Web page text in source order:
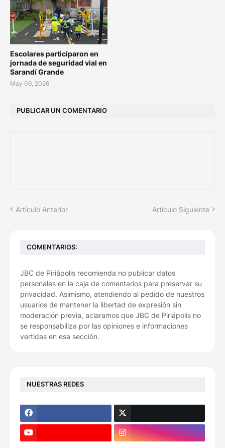
Escolares participaron en
jornada de seguridad vial en
Sarandí Grande
May 06, 2026
PUBLICAR UN COMENTARIO
Artículo Anterior Artículo Siguiente
COMENTARIOS:
JBC de Piriápolis recomienda no publicar datos
personales en la caja de comentarios para preservar su
privacidad. Asimismo, atendiendo al pedido de nuestros
usuarios de mantener la libertad de expresión sin
moderación previa, aclaramos que JBC de Piriápolis no
se responsabiliza por las opiniones e informaciones
vertidas en esa sección.
NUESTRAS REDES